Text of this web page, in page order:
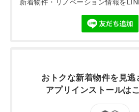
新着物件・リノベーション情報を
おトクな新着物件を 見逃
アプリインストールは